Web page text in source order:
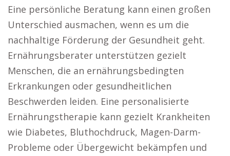
Eine persönliche Beratung kann einen großen
Unterschied ausmachen, wenn es um die
nachhaltige Förderung der Gesundheit geht.
Ernährungsberater unterstützen gezielt
Menschen, die an ernährungsbedingten
Erkrankungen oder gesundheitlichen
Beschwerden leiden. Eine personalisierte
Ernährungstherapie kann gezielt Krankheiten
wie Diabetes, Bluthochdruck, Magen-Darm-
Probleme oder Übergewicht bekämpfen und